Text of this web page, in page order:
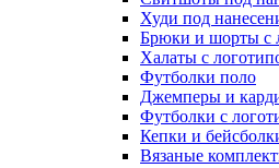
Худи под
Брюки и шорты с
Халаты с
Футболки поло
Джемперы и
Футболки с
Кепки и
Вязаные